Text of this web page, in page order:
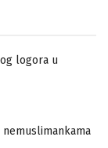
logora u